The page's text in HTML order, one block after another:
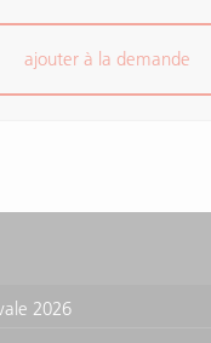
ajouter à la demande
2026